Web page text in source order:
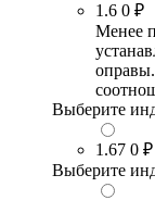
1.6 0 ₽
Менее
Выберите
1.67 0 ₽
Выберите